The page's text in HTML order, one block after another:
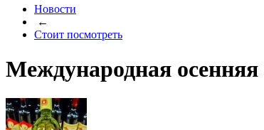
Новости
←
Стоит посмотреть
Международная